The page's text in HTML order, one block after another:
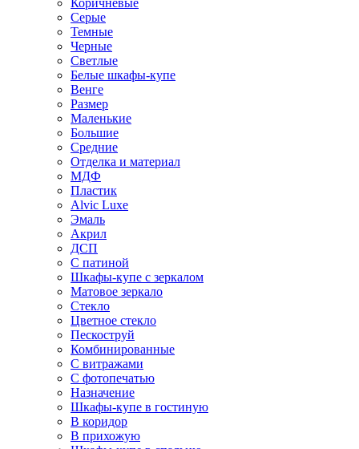
Коричневые
Серые
Темные
Черные
Светлые
Белые шкафы-купе
Венге
Размер
Маленькие
Большие
Средние
Отделка и материал
МДФ
Пластик
Alvic Luxe
Эмаль
Акрил
ДСП
С патиной
Шкафы-купе с зеркалом
Матовое зеркало
Стекло
Цветное стекло
Пескоструй
Комбинированные
С витражами
С фотопечатью
Назначение
Шкафы-купе в гостиную
В коридор
В прихожую